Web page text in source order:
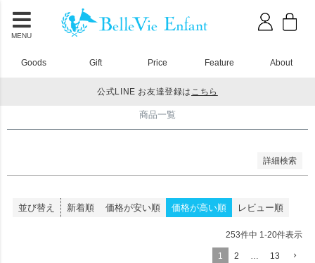
MENU
Goods Gift Price Feature About
公式LINE お友達登録は こちら
商品一覧
詳細検索
新着順
登録順
価格が高い順
キーワードヒット順
検索
並び替え 新着順 価格が安い順 価格が高い順 レビュー順
253件中 1 -20件表示
1 2 13